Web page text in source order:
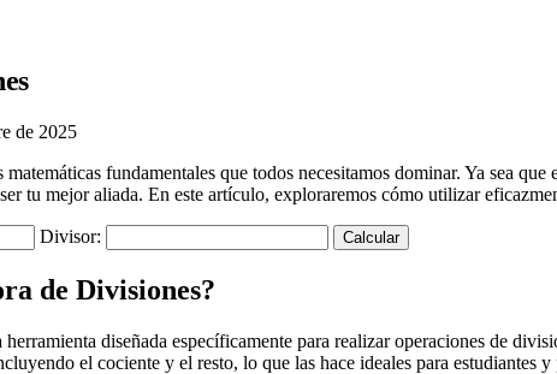
de 2025
fundamentales que todos necesitamos dominar. Ya sea
tu mejor aliada. En este artículo, exploraremos cómo utilizar
Divisor: Calcular
de Divisiones?
diseñada específicamente para realizar operaciones de
el cociente y el resto, lo que las hace ideales para estudiantes